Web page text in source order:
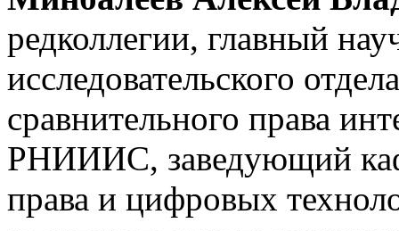
редколлегии, главный
исследовательского
сравнительного права
РНИИИС, заведующий
права и цифровых